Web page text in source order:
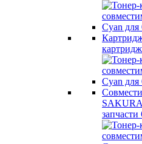
SAKURA
запчасти